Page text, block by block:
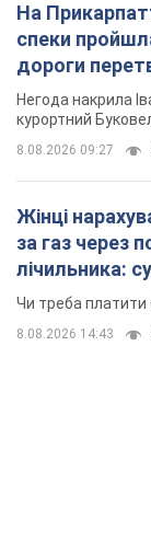
На
спеки
дороги
Відео
Негода накрила
курортний
8.08.2026 09:27
Жінці
за газ через
лічильника:
неочікуване
Чи треба платити
8.08.2026 14:43